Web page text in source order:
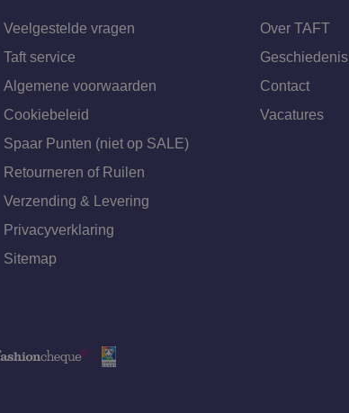
Veelgestelde vragen
Taft service
Algemene voorwaarden
Cookiebeleid
Spaar Punten (niet op SALE)
Retourneren of Ruilen
Verzending & Levering
Privacyverklaring
Sitemap
Over TAFT
Geschiedenis
Contact
Vacatures